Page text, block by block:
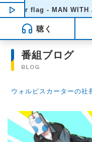
NOW PLAYING
your flag - MAN WITH A
聴く
番組ブログ
BLOG
ウォルピスカーターの社